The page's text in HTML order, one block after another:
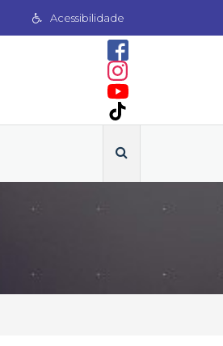
Acessibilidade